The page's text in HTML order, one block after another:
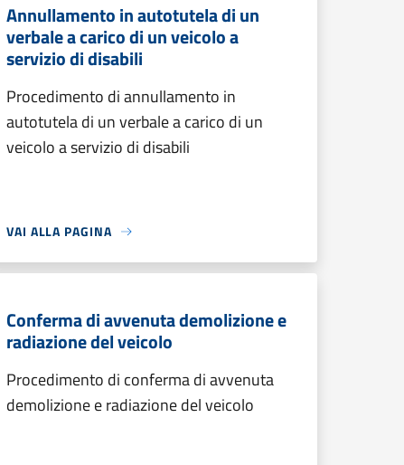
Annullamento in autotutela di un
verbale a carico di un veicolo a
servizio di disabili
Procedimento di annullamento in
autotutela di un verbale a carico di un
veicolo a servizio di disabili
VAI ALLA PAGINA
Conferma di avvenuta demolizione e
radiazione del veicolo
Procedimento di conferma di avvenuta
demolizione e radiazione del veicolo